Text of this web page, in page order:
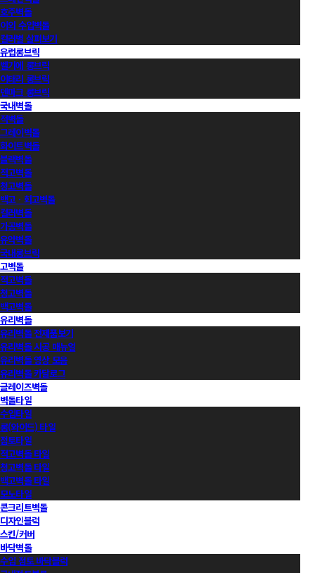
호주벽돌
이외 수입벽돌
컬러별 살펴보기
유럽롱브릭
벨기에 롱브릭
이태리 롱브릭
덴마크 롱브릭
국내벽돌
적벽돌
그레이벽돌
화이트벽돌
블랙벽돌
적고벽돌
청고벽돌
백고ㆍ회고벽돌
컬러벽돌
가공벽돌
유약벽돌
국내롱브릭
고벽돌
적고벽돌
청고벽돌
백고벽돌
유리벽돌
유리벽돌 전제품보기
유리벽돌 시공 매뉴얼
유리벽돌 영상 모음
유리벽돌 카달로그
글레이즈벽돌
벽돌타일
수입타일
롱(와이드) 타일
점토타일
적고벽돌 타일
청고벽돌 타일
백고벽돌 타일
모노타일
콘크리트벽돌
디자인블럭
스킨/커버
바닥벽돌
수입 점토 바닥블럭